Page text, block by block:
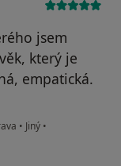
jsem
který je
empatická.
• Jiný •